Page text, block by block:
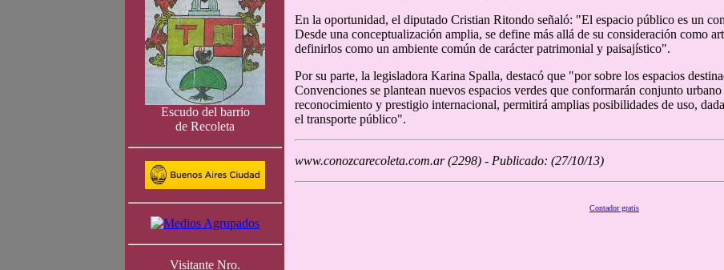
Escudo del barrio
de Recoleta
Visitante Nro.
En la oportunidad, el diputado Cristian Ritondo señaló: "El espacio público es un
Desde una conceptualización amplia, se define más allá de su consideración como
definirlos como un ambiente común de carácter patrimonial y paisajístico".
Por su parte, la legisladora Karina Spalla, destacó que "por sobre los espacios
Convenciones se plantean nuevos espacios verdes que conformarán conjunto
reconocimiento y prestigio internacional, permitirá amplias posibilidades de uso,
el transporte público".
www.conozcarecoleta.com.ar (2298) - Publicado: (27/10/13)
Contador gratis